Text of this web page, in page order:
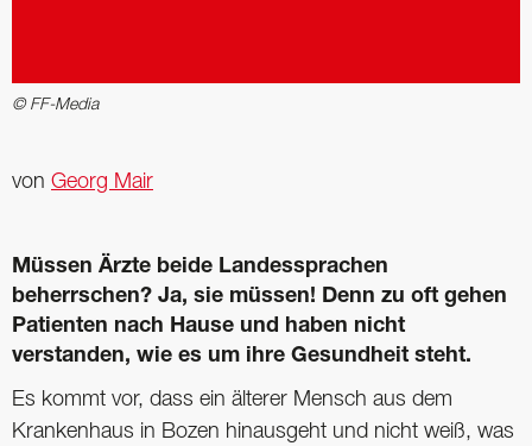
© FF-Media
von Georg Mair
Müssen Ärzte beide Landessprachen
beherrschen? Ja, sie müssen! Denn zu oft ­gehen
Patienten nach Hause und haben nicht
verstanden, wie es um ihre Gesundheit steht.
Es kommt vor, dass ein älterer Mensch aus dem
Krankenhaus in Bozen hinausgeht und nicht weiß, was